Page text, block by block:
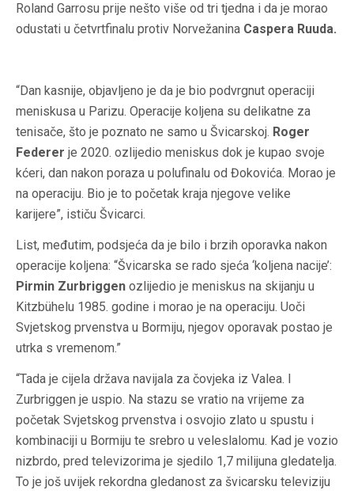
Roland Garrosu prije nešto više od tri tjedna i da je morao
odustati u četvrtfinalu protiv Norvežanina Caspera Ruuda.
“Dan kasnije, objavljeno je da je bio podvrgnut operaciji
meniskusa u Parizu. Operacije koljena su delikatne za
tenisače, što je poznato ne samo u Švicarskoj. Roger
Federer je 2020. ozlijedio meniskus dok je kupao svoje
kćeri, dan nakon poraza u polufinalu od Đokovića. Morao je
na operaciju. Bio je to početak kraja njegove velike
karijere”, ističu Švicarci.
List, međutim, podsjeća da je bilo i brzih oporavka nakon
operacije koljena: “Švicarska se rado sjeća ‘koljena nacije’:
Pirmin Zurbriggen ozlijedio je meniskus na skijanju u
Kitzbühelu 1985. godine i morao je na operaciju. Uoči
Svjetskog prvenstva u Bormiju, njegov oporavak postao je
utrka s vremenom.”
“Tada je cijela država navijala za čovjeka iz Valea. I
Zurbriggen je uspio. Na stazu se vratio na vrijeme za
početak Svjetskog prvenstva i osvojio zlato u spustu i
kombinaciji u Bormiju te srebro u veleslalomu. Kad je vozio
nizbrdo, pred televizorima je sjedilo 1,7 milijuna gledatelja.
To je još uvijek rekordna gledanost za švicarsku televiziju